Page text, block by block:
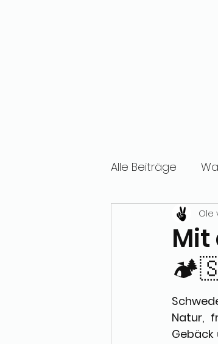
Alle Beiträge
Mit
Ole
Natur,